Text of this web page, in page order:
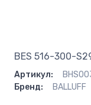
BES 516-300-
Артикул:
Бренд:
BALLUFF